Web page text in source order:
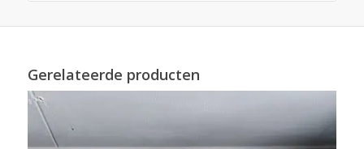
Gerelateerde producten